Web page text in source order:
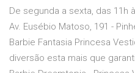
De segunda a sexta, das 11h
Av. Eusébio Matoso, 191 -
Barbie Fantasia Princesa
diversão esta mais que